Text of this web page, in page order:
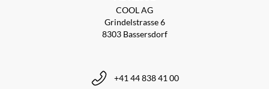
COOL AG
Grindelstrasse 6
8303 Bassersdorf
+41 44 838 41 00